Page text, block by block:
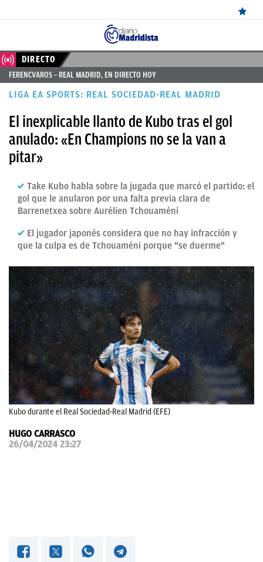
ÚLTIMAS
NOTICIAS
MADRID
BALONCESTO
FICHAJES
DIRECTO
FEMENINO
OKDIARIO
DIRECTO
FERENCVAROS – REAL MADRID, EN DIRECTO HOY
LIGA EA SPORTS: REAL SOCIEDAD-REAL MADRID
El inexplicable llanto de Kubo tras el gol
anulado: «En Champions no se la van a
pitar»
Take Kubo habla sobre la jugada que marcó el partido: el
gol que le anularon por una falta previa clara de
Barrenetxea sobre Aurélien Tchouaméni
El jugador japonés considera que no hay infracción y
que la culpa es de Tchouaméni porque "se duerme"
Kubo durante el Real Sociedad-Real Madrid (EFE)
HUGO CARRASCO
26/04/2024 23:27